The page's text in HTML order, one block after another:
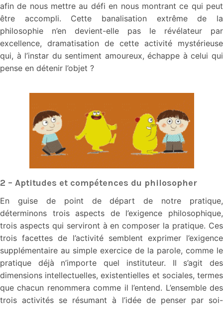
afin de nous mettre au défi en nous montrant ce qui peut
être accompli. Cette banalisation extrême de la
philosophie n’en devient-elle pas le révélateur par
excellence, dramatisation de cette activité mystérieuse
qui, à l’instar du sentiment amoureux, échappe à celui qui
pense en détenir l’objet ?
2 – Aptitudes et compétences du philosopher
En guise de point de départ de notre pratique,
déterminons trois aspects de l’exigence philosophique,
trois aspects qui serviront à en composer la pratique. Ces
trois facettes de l’activité semblent exprimer l’exigence
supplémentaire au simple exercice de la parole, comme le
pratique déjà n’importe quel instituteur. Il s’agit des
dimensions intellectuelles, existentielles et sociales, termes
que chacun renommera comme il l’entend. L’ensemble des
trois activités se résumant à l’idée de penser par soi-